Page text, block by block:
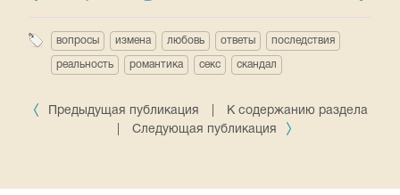
вопросы измена любовь ответы последствия
реальность романтика секс скандал
Предыдущая публикация
К содержанию раздела
Следующая публикация